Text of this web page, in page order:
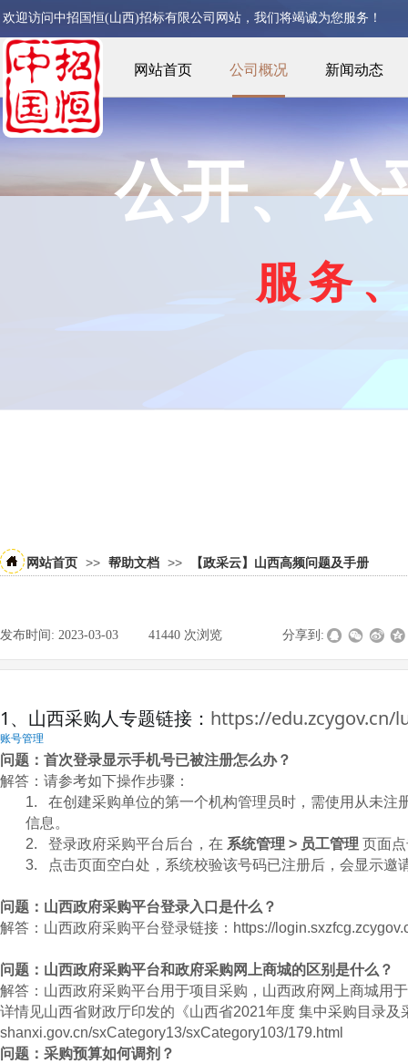
欢迎访问中招国恒(山西)招标有限公司网站，我们将竭诚为您服务！
网站首页 公司概况 新闻动态
公开、公
服 务
网站首页 >> 帮助文档 >> 【政采云】山西高频问题及手册
发布时间: 2023-03-03 41440 次浏览 分享到:
1、山西采购人专题链接： https://edu.zcygov.cn/
账号管理
问题：首次登录显示手机号已被注册怎么办？
解答：请参考如下操作步骤：
1.
在创建采购单位的第一个机构管理员时，需使用从未
信息。
2.
登录政府采购平台后台，在 系统管理 > 员工管理 页面
3.
点击页面空白处，系统校验该号码已注册后，会显示邀
问题：山西政府采购平台登录入口是什么？
解答：山西政府采购平台登录链接： https://
问题：山西政府采购平台和政府采购网上商城的区别是什么？
解答：山西政府采购平台用于项目采购，山西政府网上商城用
详情见山西省财政厅印发的《山西省2021年度 集中采购目录
shanxi.gov.cn/sxCategory13/sxCategory103/179.html
问题：采购预算如何调剂？